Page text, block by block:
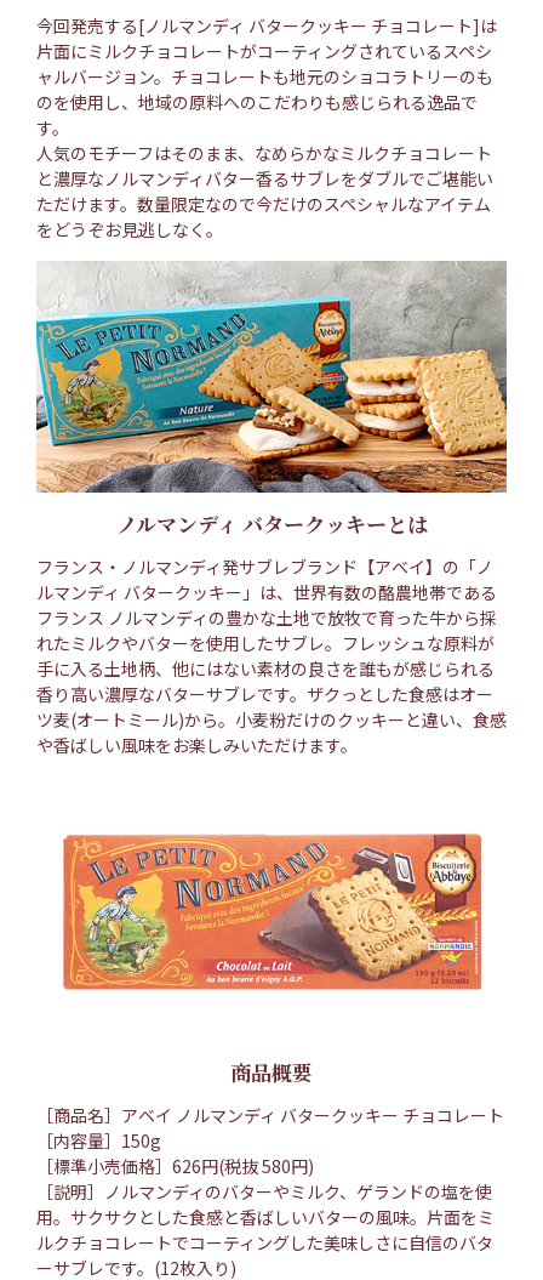
今回発売する[ノルマンディ バタークッキー チョコレート]は
片面にミルクチョコレートがコーティングされているスペシ
ャルバージョン。チョコレートも地元のショコラトリーのも
のを使用し、地域の原料へのこだわりも感じられる逸品で
す。
人気のモチーフはそのまま、なめらかなミルクチョコレート
と濃厚なノルマンディバター香るサブレをダブルでご堪能い
ただけます。数量限定なので今だけのスペシャルなアイテム
をどうぞお見逃しなく。
ノルマンディ バタークッキーとは
フランス・ノルマンディ発サブレブランド【アベイ】の「ノ
ルマンディ バタークッキー」は、世界有数の酪農地帯である
フランス ノルマンディの豊かな土地で放牧で育った牛から採
れたミルクやバターを使用したサブレ。フレッシュな原料が
手に入る土地柄、他にはない素材の良さを誰もが感じられる
香り高い濃厚なバターサブレです。ザクっとした食感はオー
ツ麦(オートミール)から。小麦粉だけのクッキーと違い、食感
や香ばしい風味をお楽しみいただけます。
商品概要
［商品名］アベイ ノルマンディ バタークッキー チョコレート
［内容量］150g
［標準小売価格］626円(税抜 580円)
［説明］ノルマンディのバターやミルク、ゲランドの塩を使
用。サクサクとした食感と香ばしいバターの風味。片面をミ
ルクチョコレートでコーティングした美味しさに自信のバタ
ーサブレです。(12枚入り)